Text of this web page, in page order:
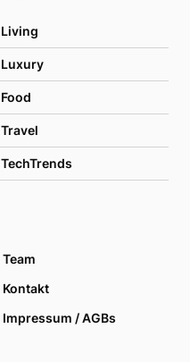
Living
Luxury
Food
Travel
TechTrends
Team
Kontakt
Impressum / AGBs